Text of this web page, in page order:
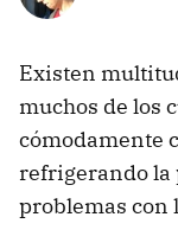
Existen
muchos de los
cómodamente
refrigerando
problemas con